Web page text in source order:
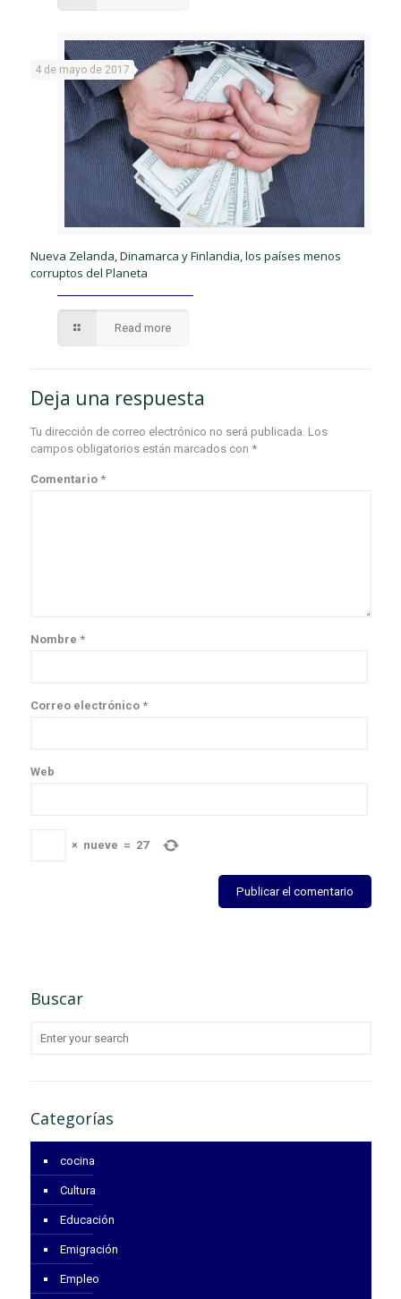
4 de mayo de 2017
Nueva Zelanda, Dinamarca y Finlandia, los países menos
corruptos del Planeta
Read more
Deja una respuesta
Tu dirección de correo electrónico no será publicada. Los
campos obligatorios están marcados con *
Comentario *
Nombre *
Correo electrónico *
Web
× nueve = 27
Buscar
Categorías
cocina
Cultura
Educación
Emigración
Empleo